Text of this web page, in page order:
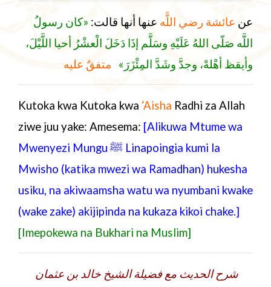
عن عائشة رضي اللَّه عنها أنها قالت: «كان رسولُ
اللَّه صَلّى اللهُ عَلَيْهِ وسَلَّم إذَا دَخَلَ الْعشْرُ أحيا اللَّيْلَ،
وأيقظ أهْلهْ، وجدَّ وشَدَّ المِئْزَرَ»
متفقٌ عليه
Kutoka kwa Kutoka kwa ‘Aisha Radhi za Allah
ziwe juu yake: Amesema: [Alikuwa Mtume wa
Mwenyezi Mungu ﷺ Linapoingia kumi la
Mwisho (katika mwezi wa Ramadhan) hukesha
usiku, na akiwaamsha watu wa nyumbani kwake
(wake zake) akijipinda na kukaza kikoi chake.]
[Imepokewa na Bukhari na Muslim]